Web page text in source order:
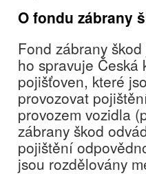
O fondu zábrany
Fond zábrany
ho spravuje
pojišťoven, které
provozovat
provozem vozidla
zábrany škod
pojištění
jsou rozdělovány